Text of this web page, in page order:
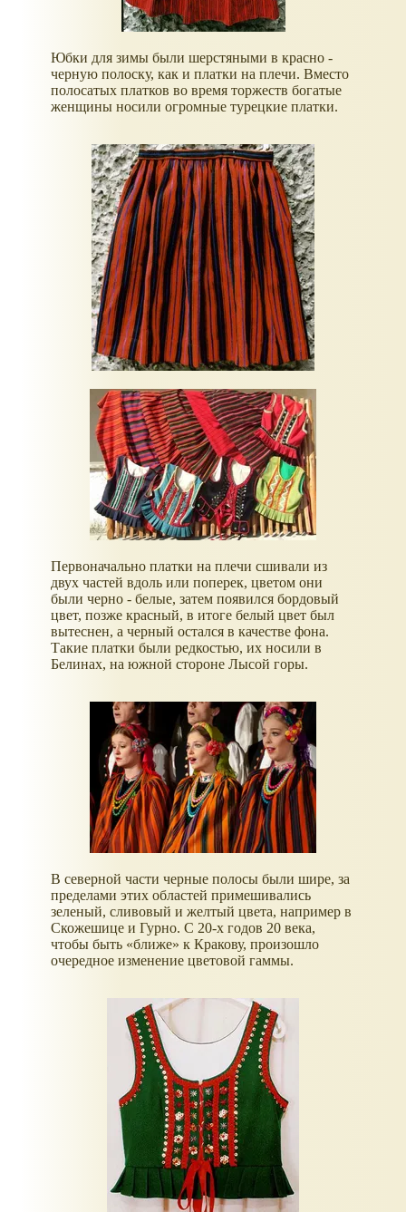
Юбки для зимы были шерстяными в красно -
черную полоску, как и платки на плечи. Вместо
полосатых платков во время торжеств богатые
женщины носили огромные турецкие платки.
Первоначально платки на плечи сшивали из
двух частей вдоль или поперек, цветом они
были черно - белые, затем появился бордовый
цвет, позже красный, в итоге белый цвет был
вытеснен, а черный остался в качестве фона.
Такие платки были редкостью, их носили в
Белинах, на южной стороне Лысой горы.
В северной части черные полосы были шире, за
пределами этих областей примешивались
зеленый, сливовый и желтый цвета, например в
Скожешице и Гурно. С 20-х годов 20 века,
чтобы быть «ближе» к Кракову, произошло
очередное изменение цветовой гаммы.